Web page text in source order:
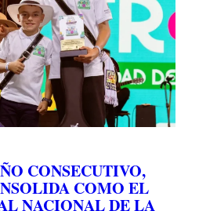
CONSECUTIVO,
COMO EL
NACIONAL DE LA